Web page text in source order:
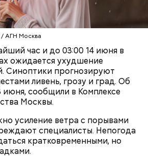
АГН Москва
час и до 03:00 14 июня в
ожидается ухудшение
Синоптики прогнозируют
ливень, грозу и град. Об
июня, сообщили в Комплексе
Москвы.
усиление ветра с порывами
специалисты. Непогода
кратковременными, но
— управление
Кроме того, установить
и исправить неточности
— говорит Павел и
в соседний цех.